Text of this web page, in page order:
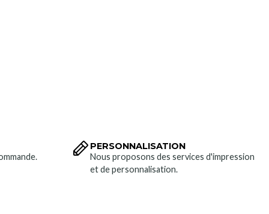
PERSONNALISATION
Nous proposons des services d'impression
et de personnalisation.